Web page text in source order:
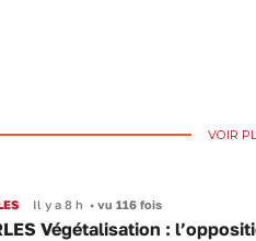
VOIR
Il y a 8 h •vu 116 fois
Végétalisation :